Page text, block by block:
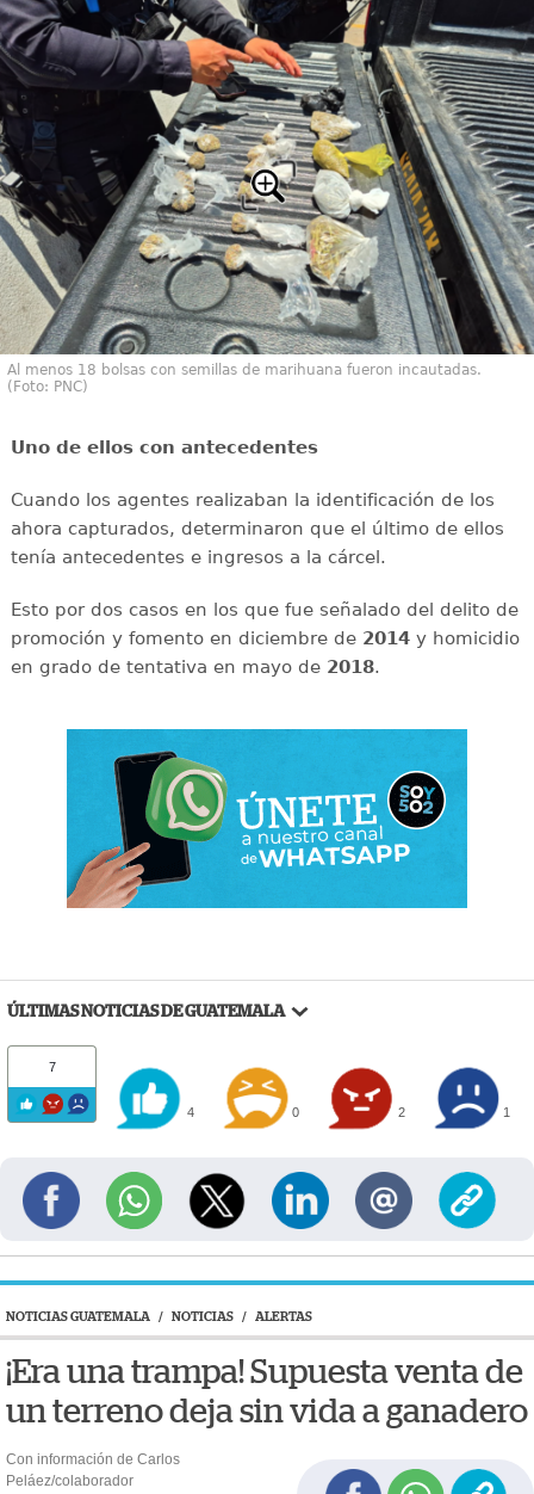
Al menos 18 bolsas con semillas de marihuana fueron incautadas.
(Foto: PNC)
Uno de ellos con antecedentes
Cuando los agentes realizaban la identificación de los
ahora capturados, determinaron que el último de ellos
tenía antecedentes e ingresos a la cárcel.
Esto por dos casos en los que fue señalado del delito de
promoción y fomento en diciembre de 2014y homicidio
en grado de tentativa en mayo de 2018.
ÚLTIMAS NOTICIAS DE GUATEMALA
7
4 0 2 1
NOTICIAS GUATEMALA / NOTICIAS / ALERTAS
¡Era una trampa! Supuesta venta de
un terreno deja sin vida a ganadero
Con información de Carlos
Peláez/colaborador